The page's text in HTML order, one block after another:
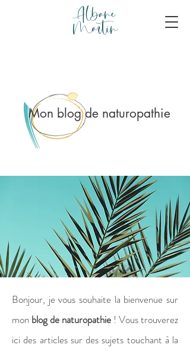
Albane
Martin
Mon blog de naturopathie
Bonjour, je vous souhaite la bienvenue sur
mon blog de naturopathie ! Vous trouverez
ici des articles sur des sujets touchant à la